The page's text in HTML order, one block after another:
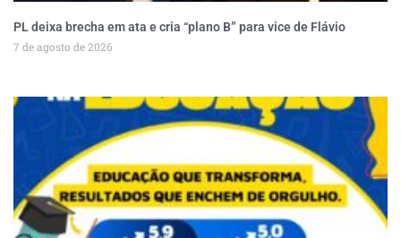
PL deixa brecha em ata e cria “plano B” para vice de Flávio
7 de agosto de 2026